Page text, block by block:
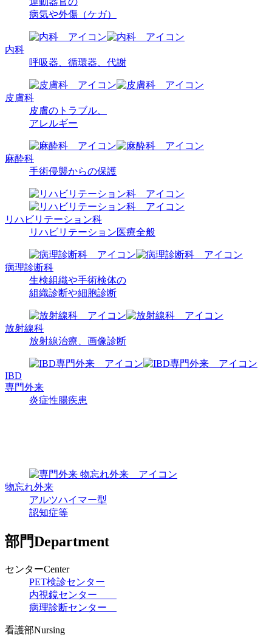
病気や外傷（ケガ）
内科
呼吸器、 循環器、 代謝
皮膚科
皮膚のトラブル、
アレルギー
麻酔科
手術侵襲からの保護
リハビリ テーション科
リハビリテーション医療全般
病理診断科
生検組織や手術検体の
組織診断や細胞診断
放射線科
放射線治療、 画像診断
IBD
専門外来
炎症性腸疾患
物忘れ外来
アルツハイマー型
認知症等
部門Department
センターCenter
PET検診センター
内視鏡センター
病理診断センター
看護部Nursing